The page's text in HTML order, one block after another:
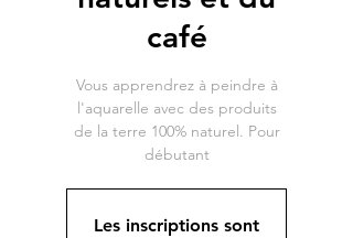
café
Vous apprendrez à peindre à
l'aquarelle avec des produits
de la terre 100% naturel. Pour
débutant
Les inscriptions sont